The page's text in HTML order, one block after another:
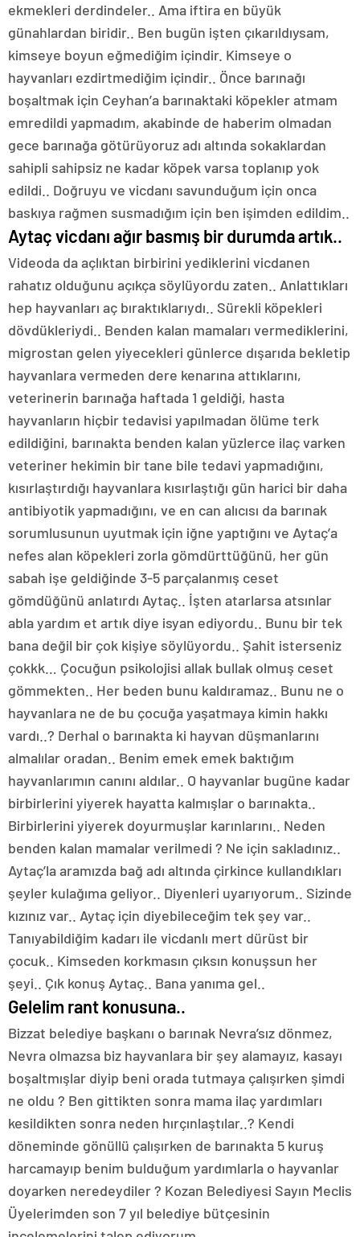
ekmekleri derdindeler.. Ama iftira en büyük
günahlardan biridir.. Ben bugün işten çıkarıldıysam,
kimseye boyun eğmediğim içindir. Kimseye o
hayvanları ezdirtmediğim içindir.. Önce barınağı
boşaltmak için Ceyhan’a barınaktaki köpekler atmam
emredildi yapmadım, akabinde de haberim olmadan
gece barınağa götürüyoruz adı altında sokaklardan
sahipli sahipsiz ne kadar köpek varsa toplanıp yok
edildi.. Doğruyu ve vicdanı savunduğum için onca
baskıya rağmen susmadığım için ben işimden edildim..
Aytaç vicdanı ağır basmış bir durumda artık..
Videoda da açlıktan birbirini yediklerini vicdanen
rahatız olduğunu açıkça söylüyordu zaten.. Anlattıkları
hep hayvanları aç bıraktıklarıydı.. Sürekli köpekleri
dövdükleriydi.. Benden kalan mamaları vermediklerini,
migrostan gelen yiyecekleri günlerce dışarıda bekletip
hayvanlara vermeden dere kenarına attıklarını,
veterinerin barınağa haftada 1 geldiği, hasta
hayvanların hiçbir tedavisi yapılmadan ölüme terk
edildiğini, barınakta benden kalan yüzlerce ilaç varken
veteriner hekimin bir tane bile tedavi yapmadığını,
kısırlaştırdığı hayvanlara kısırlaştığı gün harici bir daha
antibiyotik yapmadığını, ve en can alıcısı da barınak
sorumlusunun uyutmak için iğne yaptığını ve Aytaç’a
nefes alan köpekleri zorla gömdürttüğünü, her gün
sabah işe geldiğinde 3-5 parçalanmış ceset
gömdüğünü anlatırdı Aytaç.. İşten atarlarsa atsınlar
abla yardım et artık diye isyan ediyordu.. Bunu bir tek
bana değil bir çok kişiye söylüyordu.. Şahit isterseniz
çokkk… Çocuğun psikolojisi allak bullak olmuş ceset
gömmekten.. Her beden bunu kaldıramaz.. Bunu ne o
hayvanlara ne de bu çocuğa yaşatmaya kimin hakkı
vardı..? Derhal o barınakta ki hayvan düşmanlarını
almalılar oradan.. Benim emek emek baktığım
hayvanlarımın canını aldılar.. O hayvanlar bugüne kadar
birbirlerini yiyerek hayatta kalmışlar o barınakta..
Birbirlerini yiyerek doyurmuşlar karınlarını.. Neden
benden kalan mamalar verilmedi ? Ne için sakladınız..
Aytaç’la aramızda bağ adı altında çirkince kullandıkları
şeyler kulağıma geliyor.. Diyenleri uyarıyorum.. Sizinde
kızınız var.. Aytaç için diyebileceğim tek şey var..
Tanıyabildiğim kadarı ile vicdanlı mert dürüst bir
çocuk.. Kimseden korkmasın çıksın konuşsun her
şeyi.. Çık konuş Aytaç.. Bana yanıma gel..
Gelelim rant konusuna..
Bizzat belediye başkanı o barınak Nevra’sız dönmez,
Nevra olmazsa biz hayvanlara bir şey alamayız, kasayı
boşaltmışlar diyip beni orada tutmaya çalışırken şimdi
ne oldu ? Ben gittikten sonra mama ilaç yardımları
kesildikten sonra neden hırçınlaştılar..? Kendi
döneminde gönüllü çalışırken de barınakta 5 kuruş
harcamayıp benim bulduğum yardımlarla o hayvanlar
doyarken neredeydiler ? Kozan Belediyesi Sayın Meclis
Üyelerimden son 7 yıl belediye bütçesinin